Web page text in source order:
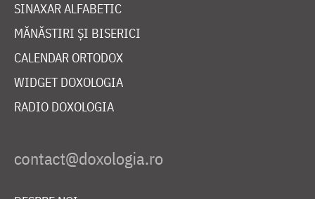
SINAXAR ALFABETIC
MĂNĂSTIRI ȘI BISERICI
CALENDAR ORTODOX
WIDGET DOXOLOGIA
RADIO DOXOLOGIA